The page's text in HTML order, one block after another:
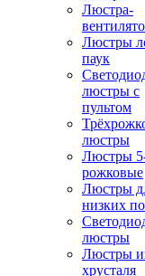
Люстра-
Люстры
паук
люстры с
пультом
люстры
Люстры
рожковые
Люстры
низких
люстры
Люстры
хрусталя